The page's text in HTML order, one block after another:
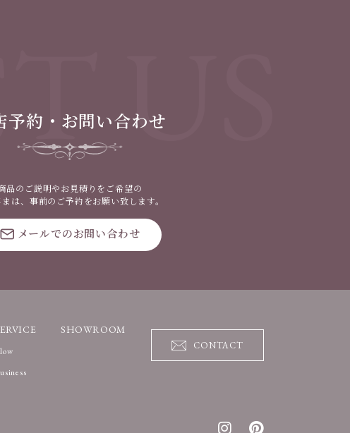
US
予約・お問い合わせ
品のご説明やお見積りをご希望の
は、事前のご予約をお願い致します。
メールでのお問い合わせ
SHOWROOM
CONTACT